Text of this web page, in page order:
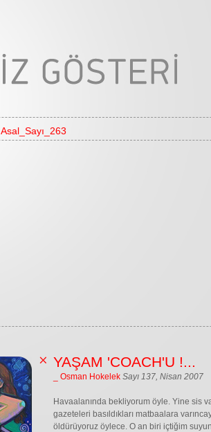
Asal_Sayı_263
YAŞAM 'COACH'U !...
_ Osman Hokelek Sayı 137, Nisan 2007
Havaalanında bekliyorum öyle. Yine sis
gazeteleri basıldıkları matbaalara
öldürüyoruz öylece. O an biri içtiğim